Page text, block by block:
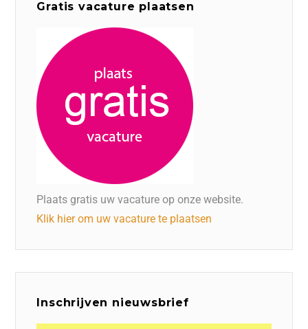
Gratis vacature plaatsen
Plaats gratis uw vacature op onze website.
Klik hier om uw vacature te plaatsen
Inschrijven nieuwsbrief